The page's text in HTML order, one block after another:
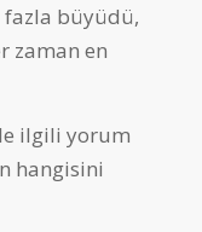
fazla büyüdü,
zaman en
ilgili yorum
hangisini